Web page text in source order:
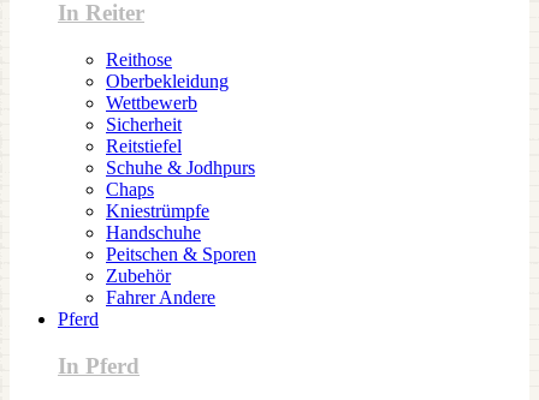
In Reiter
Reithose
Oberbekleidung
Wettbewerb
Sicherheit
Reitstiefel
Schuhe & Jodhpurs
Chaps
Kniestrümpfe
Handschuhe
Peitschen & Sporen
Zubehör
Fahrer Andere
Pferd
In Pferd